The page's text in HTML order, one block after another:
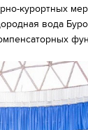
курортных
вода